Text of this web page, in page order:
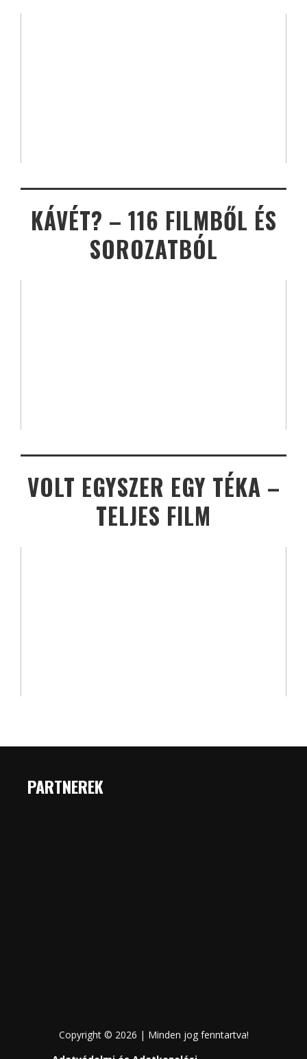
KÁVÉT? – 116 FILMBŐL ÉS
SOROZATBÓL
VOLT EGYSZER EGY TÉKA –
TELJES FILM
PARTNEREK
Copyright © 2026 | Minden jog fenntartva!